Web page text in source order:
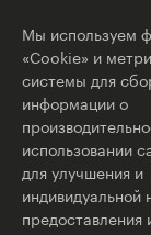
Мы используем
«Cookie» и
системы для
информации о
использовании
для улучшения и
индивидуальной